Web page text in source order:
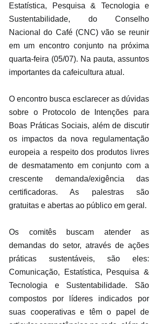
Estatística, Pesquisa & Tecnologia e
Sustentabilidade, do Conselho
Nacional do Café (CNC) vão se reunir
em um encontro conjunto na próxima
quarta-feira (05/07). Na pauta, assuntos
importantes da cafeicultura atual.
O encontro busca esclarecer as dúvidas
sobre o Protocolo de Intenções para
Boas Práticas Sociais, além de discutir
os impactos da nova regulamentação
europeia a respeito dos produtos livres
de desmatamento em conjunto com a
crescente demanda/exigência das
certificadoras. As palestras são
gratuitas e abertas ao público em geral.
Os comitês buscam atender as
demandas do setor, através de ações
práticas sustentáveis, são eles:
Comunicação, Estatística, Pesquisa &
Tecnologia e Sustentabilidade. São
compostos por líderes indicados por
suas cooperativas e têm o papel de